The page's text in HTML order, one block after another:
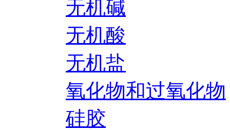
无机碱
无机酸
无机盐
氧化物和过氧化物
硅胶